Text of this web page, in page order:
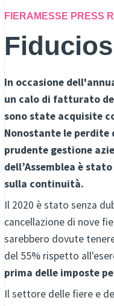
FIERAMESSE PRESS
In occasione
un calo di fatturato
sono state acquisite
Nonostante le perdite
prudente gestione
dell’Assemblea è
sulla continuità.
Il 2020 è stato senza
cancellazione di nove
sarebbero dovute
del 55% rispetto
prima delle imposte
Il settore delle fiere e